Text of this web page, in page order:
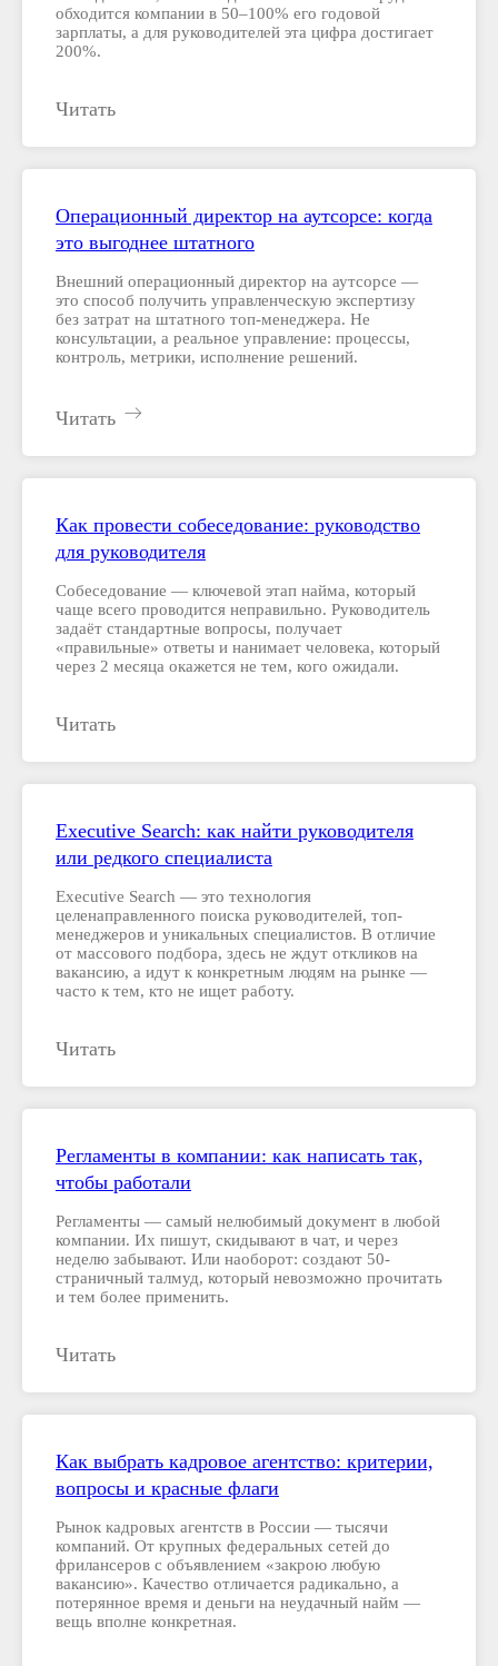
обходится компании в 50–100% его годовой
зарплаты, а для руководителей эта цифра достигает
200%.
Читать
Операционный директор на аутсорсе: когда
это выгоднее штатного
Внешний операционный директор на аутсорсе —
это способ получить управленческую экспертизу
без затрат на штатного топ-менеджера. Не
консультации, а реальное управление: процессы,
контроль, метрики, исполнение решений.
Читать
Как провести собеседование: руководство
для руководителя
Собеседование — ключевой этап найма, который
чаще всего проводится неправильно. Руководитель
задаёт стандартные вопросы, получает
«правильные» ответы и нанимает человека, который
через 2 месяца окажется не тем, кого ожидали.
Читать
Executive Search: как найти руководителя
или редкого специалиста
Executive Search — это технология
целенаправленного поиска руководителей, топ-
менеджеров и уникальных специалистов. В отличие
от массового подбора, здесь не ждут откликов на
вакансию, а идут к конкретным людям на рынке —
часто к тем, кто не ищет работу.
Читать
Регламенты в компании: как написать так,
чтобы работали
Регламенты — самый нелюбимый документ в любой
компании. Их пишут, скидывают в чат, и через
неделю забывают. Или наоборот: создают 50-
страничный талмуд, который невозможно прочитать
и тем более применить.
Читать
Как выбрать кадровое агентство: критерии,
вопросы и красные флаги
Рынок кадровых агентств в России — тысячи
компаний. От крупных федеральных сетей до
фрилансеров с объявлением «закрою любую
вакансию». Качество отличается радикально, а
потерянное время и деньги на неудачный найм —
вещь вполне конкретная.